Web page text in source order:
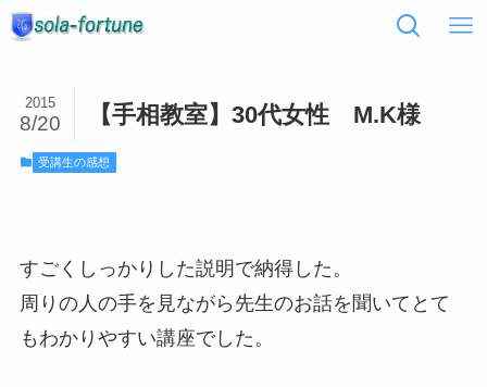
【手相教室】30代女性 M.K様
2015
8/20
受講生の感想
すごくしっかりした説明で納得した。
周りの人の手を見ながら先生のお話を聞いてとて
もわかりやすい講座でした。